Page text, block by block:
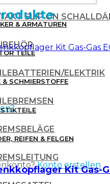
SLIP ON
BATTERIEN/ELEKTRIK
BREMSEN
Konto erstellen
& ARMATUREN
TEILE
& SCHMIERSTOFFE
REIFEN & FELGEN
& ZUBEHÖR Kit Gas-